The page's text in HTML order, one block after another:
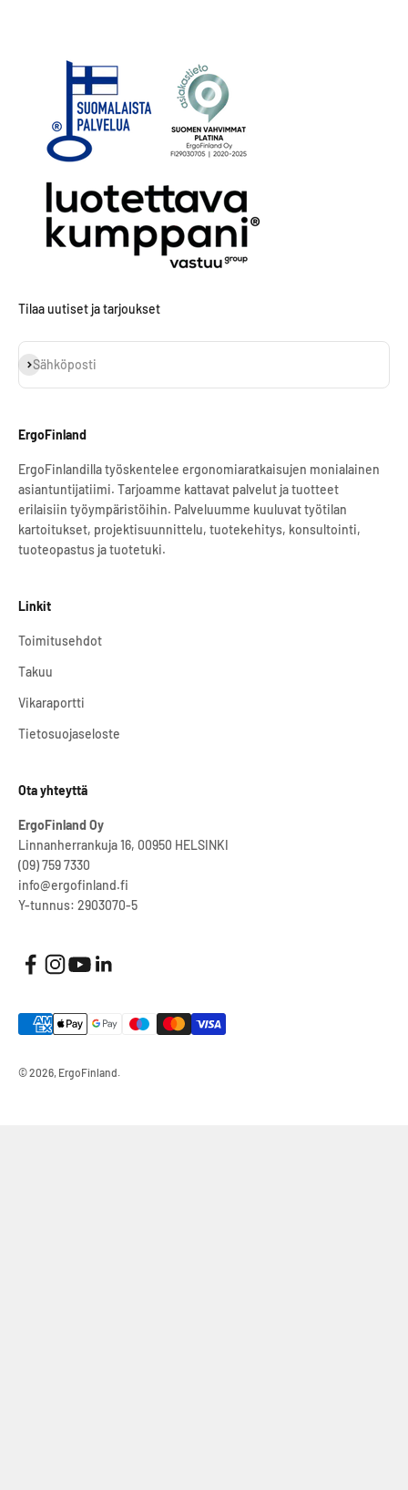
Tilaa uutiset ja tarjoukset
Sähköposti
Tilaa
ErgoFinland
ErgoFinlandilla työskentelee ergonomiaratkaisujen monialainen
asiantuntijatiimi. Tarjoamme kattavat palvelut ja tuotteet
erilaisiin työympäristöihin. Palveluumme kuuluvat työtilan
kartoitukset, projektisuunnittelu, tuotekehitys, konsultointi,
tuoteopastus ja tuotetuki.
Linkit
Toimitusehdot
Takuu
Vikaraportti
Tietosuojaseloste
Ota yhteyttä
ErgoFinland Oy
Linnanherrankuja 16, 00950 HELSINKI
(09) 759 7330
info@ergofinland.fi
Y-tunnus: 2903070-5
© 2026, ErgoFinland.